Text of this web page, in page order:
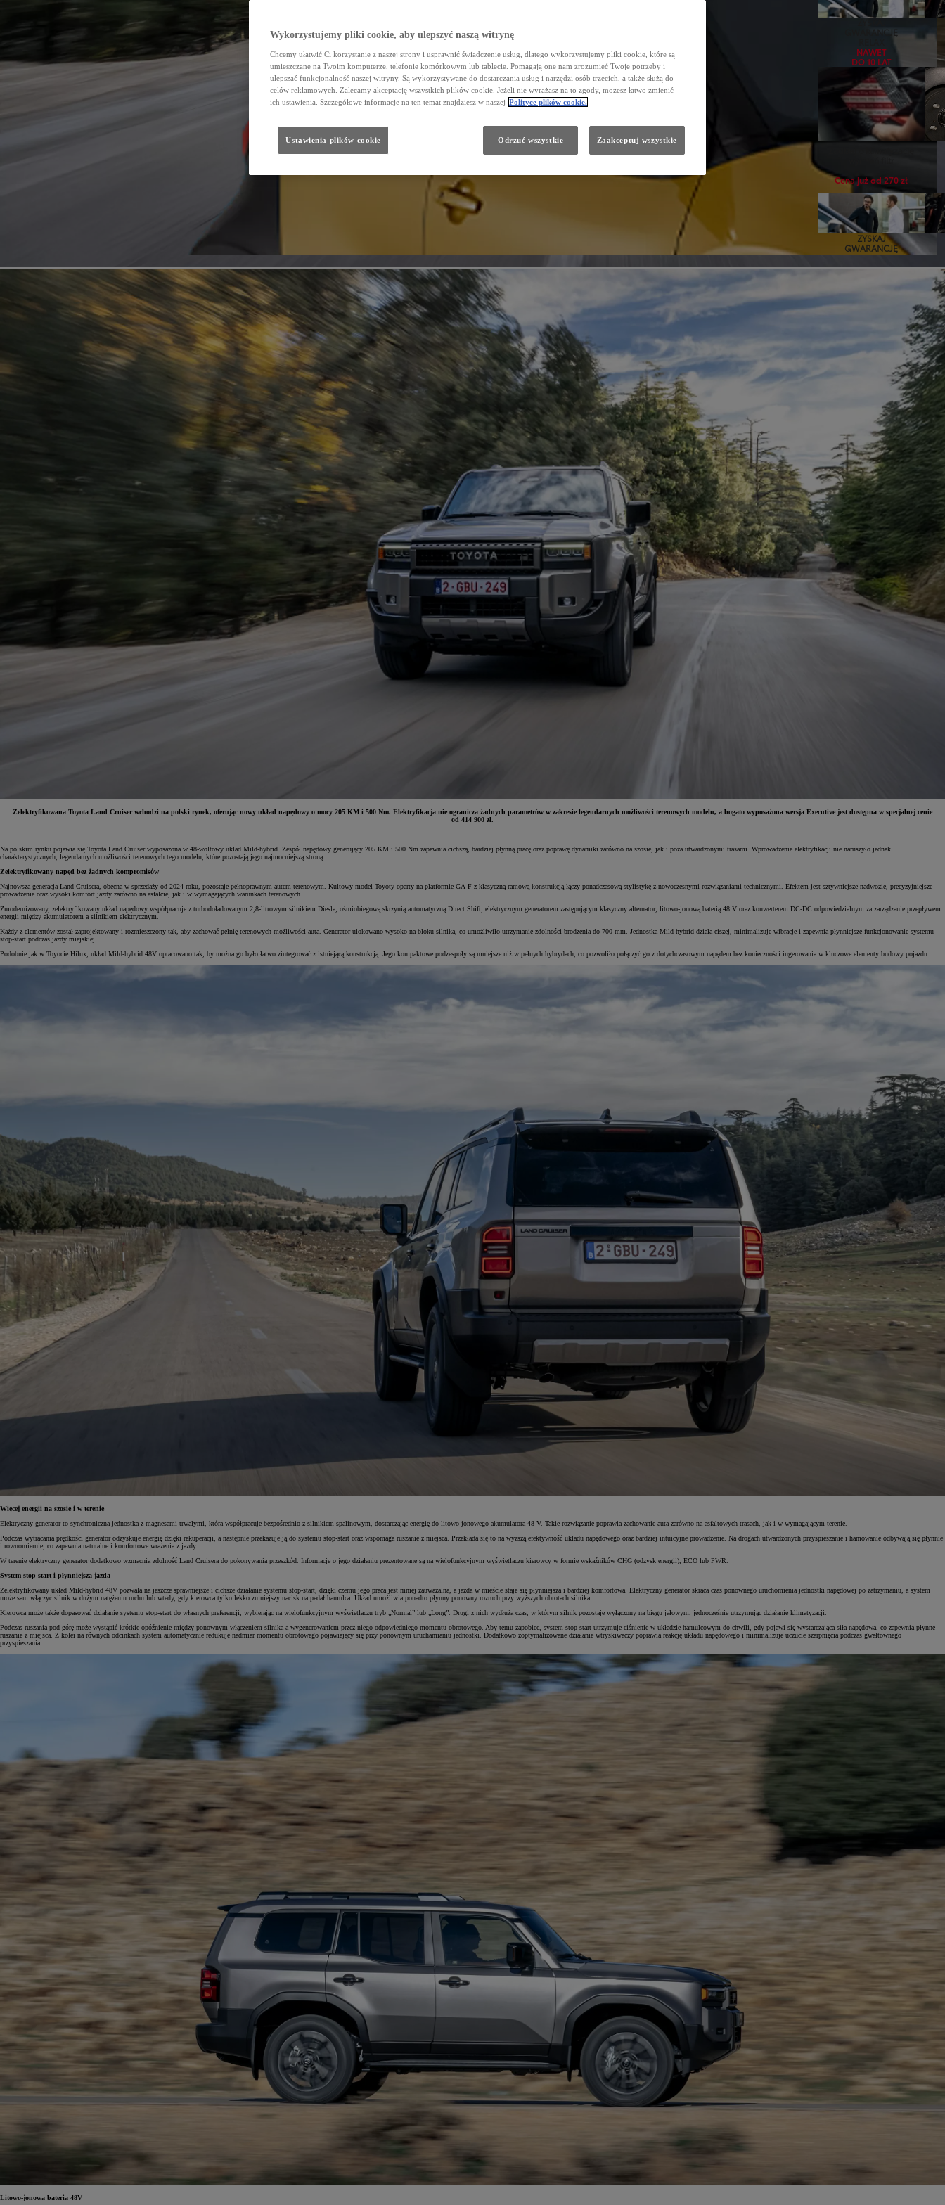
Od81 900 zł
Yaris Cross
HYBRID
105 300 zł
Corolla Hatchback
HYBRID
GWARANCJĘ
NAWET
DO 10 LAT
Cena już od 270 zł
ZYSKAJ
GWARANCJĘ
RELAX
NAWET
Zadbaj o klimatyzację
wymień filtr
Cena już od 270 zł
ZYSKAJ
GWARANCJĘ
RELAX
NAWET
DO 10 LAT
Zadbaj o klimatyzację
wymień filtr
Cena już od 270 zł
Zelektryfikowana Toyota Land Cruiser wchodzi na polski rynek, oferując nowy układ napędowy o mocy 205 KM i 500 Nm. Elektryfikacja nie ogranicza żadnych parametrów w zakresie legendarnych możliwości terenowych modelu, a bogato wyposażona wersja Executive jest dostępna w specjalnej cenie
od 414 900 zł.
Na polskim rynku pojawia się Toyota Land Cruiser wyposażona w 48-woltowy układ Mild-hybrid. Zespół napędowy generujący 205 KM i 500 Nm zapewnia cichszą, bardziej płynną pracę oraz poprawę dynamiki zarówno na szosie, jak i poza utwardzonymi trasami. Wprowadzenie elektryfikacji nie naruszyło jednak
charakterystycznych, legendarnych możliwości terenowych tego modelu, które pozostają jego najmocniejszą stroną.
Zelektryfikowany napęd bez żadnych kompromisów
Najnowsza generacja Land Cruisera, obecna w sprzedaży od 2024 roku, pozostaje pełnoprawnym autem terenowym. Kultowy model Toyoty oparty na platformie GA-F z klasyczną ramową konstrukcją łączy ponadczasową stylistykę z nowoczesnymi rozwiązaniami technicznymi. Efektem jest sztywniejsze nadwozie, precyzyjniejsze
prowadzenie oraz wysoki komfort jazdy zarówno na asfalcie, jak i w wymagających warunkach terenowych.
Zmodernizowany, zelektryfikowany układ napędowy współpracuje z turbodoładowanym 2,8-litrowym silnikiem Diesla, ośmiobiegową skrzynią automatyczną Direct Shift, elektrycznym generatorem zastępującym klasyczny alternator, litowo-jonową baterią 48 V oraz konwerterem DC-DC odpowiedzialnym za zarządzanie przepływem
energii między akumulatorem a silnikiem elektrycznym.
Każdy z elementów został zaprojektowany i rozmieszczony tak, aby zachować pełnię terenowych możliwości auta. Generator ulokowano wysoko na bloku silnika, co umożliwiło utrzymanie zdolności brodzenia do 700 mm. Jednostka Mild-hybrid działa ciszej, minimalizuje wibracje i zapewnia płynniejsze funkcjonowanie systemu
stop-start podczas jazdy miejskiej.
Podobnie jak w Toyocie Hilux, układ Mild-hybrid 48V opracowano tak, by można go było łatwo zintegrować z istniejącą konstrukcją. Jego kompaktowe podzespoły są mniejsze niż w pełnych hybrydach, co pozwoliło połączyć go z dotychczasowym napędem bez konieczności ingerowania w kluczowe elementy budowy pojazdu.
Więcej energii na szosie i w terenie
Elektryczny generator to synchroniczna jednostka z magnesami trwałymi, która współpracuje bezpośrednio z silnikiem spalinowym, dostarczając energię do litowo-jonowego akumulatora 48 V. Takie rozwiązanie poprawia zachowanie auta zarówno na asfaltowych trasach, jak i w wymagającym terenie.
Podczas wytracania prędkości generator odzyskuje energię dzięki rekuperacji, a następnie przekazuje ją do systemu stop-start oraz wspomaga ruszanie z miejsca. Przekłada się to na wyższą efektywność układu napędowego oraz bardziej intuicyjne prowadzenie. Na drogach utwardzonych przyspieszanie i hamowanie odbywają się płynnie
i równomiernie, co zapewnia naturalne i komfortowe wrażenia z jazdy.
W terenie elektryczny generator dodatkowo wzmacnia zdolność Land Cruisera do pokonywania przeszkód. Informacje o jego działaniu prezentowane są na wielofunkcyjnym wyświetlaczu kierowcy w formie wskaźników CHG (odzysk energii), ECO lub PWR.
System stop-start i płynniejsza jazda
Zelektryfikowany układ Mild-hybrid 48V pozwala na jeszcze sprawniejsze i cichsze działanie systemu stop-start, dzięki czemu jego praca jest mniej zauważalna, a jazda w mieście staje się płynniejsza i bardziej komfortowa. Elektryczny generator skraca czas ponownego uruchomienia jednostki napędowej po zatrzymaniu, a system
może sam włączyć silnik w dużym natężeniu ruchu lub wtedy, gdy kierowca tylko lekko zmniejszy nacisk na pedał hamulca. Układ umożliwia ponadto płynny ponowny rozruch przy wyższych obrotach silnika.
Kierowca może także dopasować działanie systemu stop-start do własnych preferencji, wybierając na wielofunkcyjnym wyświetlaczu tryb „Normal” lub „Long”. Drugi z nich wydłuża czas, w którym silnik pozostaje wyłączony na biegu jałowym, jednocześnie utrzymując działanie klimatyzacji.
Podczas ruszania pod górę może wystąpić krótkie opóźnienie między ponownym włączeniem silnika a wygenerowaniem przez niego odpowiedniego momentu obrotowego. Aby temu zapobiec, system stop-start utrzymuje ciśnienie w układzie hamulcowym do chwili, gdy pojawi się wystarczająca siła napędowa, co zapewnia płynne
ruszanie z miejsca. Z kolei na równych odcinkach system automatycznie redukuje nadmiar momentu obrotowego pojawiający się przy ponownym uruchamianiu jednostki. Dodatkowo zoptymalizowane działanie wtryskiwaczy poprawia reakcję układu napędowego i minimalizuje uczucie szarpnięcia podczas gwałtownego
przyspieszania.
Litowo-jonowa bateria 48V
Wykorzystujemy pliki cookie, aby ulepszyć naszą witrynę
Chcemy ułatwić Ci korzystanie z naszej strony i usprawnić świadczenie usług, dlatego wykorzystujemy pliki cookie, które są
umieszczane na Twoim komputerze, telefonie komórkowym lub tablecie. Pomagają one nam zrozumieć Twoje potrzeby i
ulepszać funkcjonalność naszej witryny. Są wykorzystywane do dostarczania usług i narzędzi osób trzecich, a także służą do
celów reklamowych. Zalecamy akceptację wszystkich plików cookie. Jeżeli nie wyrażasz na to zgody, możesz łatwo zmienić
ich ustawienia. Szczegółowe informacje na ten temat znajdziesz w naszej Polityce plików cookie.
Odrzuć wszystkie Zaakceptuj wszystkie
Ustawienia plików cookie